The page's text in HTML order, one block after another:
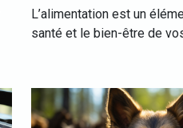
L’alimentation est un
santé et le bien-être de